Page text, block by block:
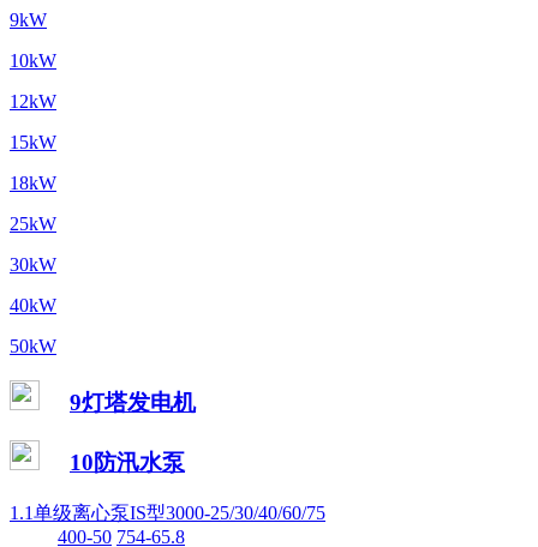
9kW
10kW
12kW
15kW
18kW
25kW
30kW
40kW
50kW
9灯塔发电机
10防汛水泵
1.1单级离心泵IS型3000-25/30/40/60/75
400-50 754-65.8